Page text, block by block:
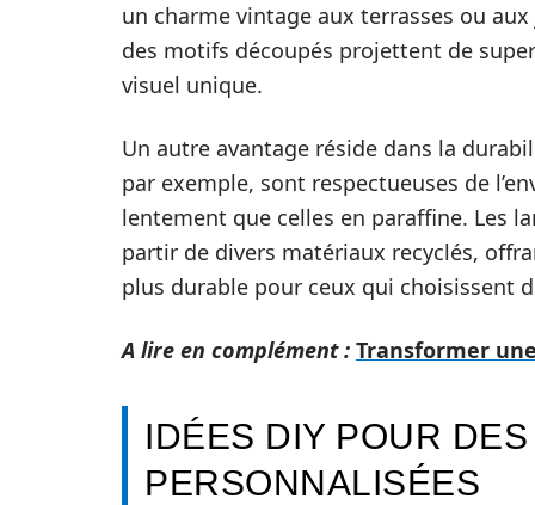
un charme vintage aux terrasses ou
des motifs découpés projettent de
visuel unique.
Un autre avantage réside dans la
par exemple, sont respectueuses de
lentement que celles en paraffine. Les
partir de divers matériaux recyclés,
plus durable pour ceux qui choisissent
A lire en complément : Transformer
IDÉES DIY POUR
PERSONNALISÉES